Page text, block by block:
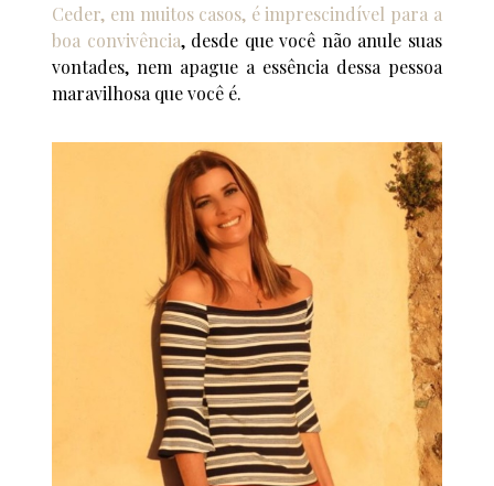
Ceder, em muitos casos, é imprescindível para a
boa convivência, desde que você não anule suas
vontades, nem apague a essência dessa pessoa
maravilhosa que você é.